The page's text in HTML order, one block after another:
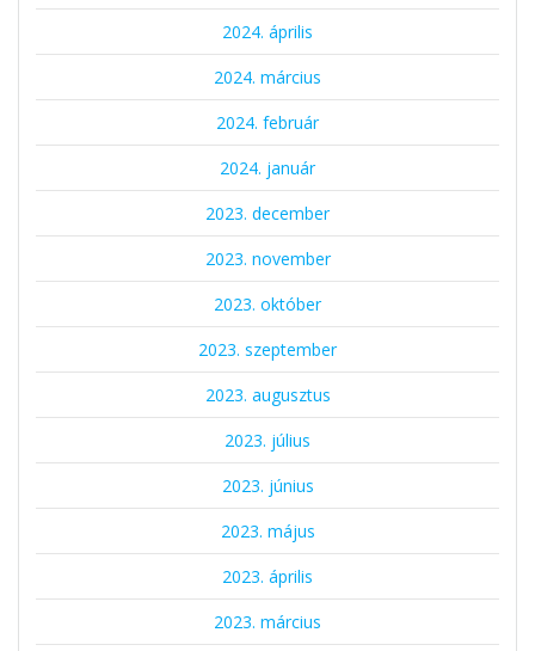
2024. április
2024. március
2024. február
2024. január
2023. december
2023. november
2023. október
2023. szeptember
2023. augusztus
2023. július
2023. június
2023. május
2023. április
2023. március